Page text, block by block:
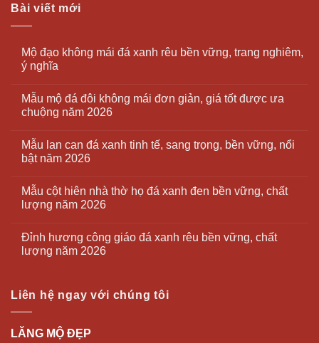
Bài viết mới
Mộ đạo không mái đá xanh rêu bền vững, trang nghiêm,
ý nghĩa
Mẫu mộ đá đôi không mái đơn giản, giá tốt được ưa
chuộng năm 2026
Mẫu lan can đá xanh tinh tế, sang trọng, bền vững, nổi
bật năm 2026
Mẫu cột hiên nhà thờ họ đá xanh đen bền vững, chất
lượng năm 2026
Đỉnh hương công giáo đá xanh rêu bền vững, chất
lượng năm 2026
Liên hệ ngay với chúng tôi
LĂNG MỘ ĐẸP